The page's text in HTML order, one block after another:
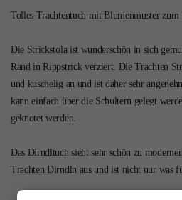
Tolles Trachtentuch mit Blumenmuster
Die Strickstola ist wunderschön in sich
Rand in Rippstrick verziert. Die Trachten
und kuschelig an und ist daher sehr
kann einfach über die Schultern gelegt
geknotet werden.
Das Dirndltuch sieht sehr schön zu
Trachten Dirndln aus und ist nicht nur was